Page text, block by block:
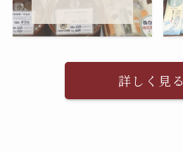
詳しく見る